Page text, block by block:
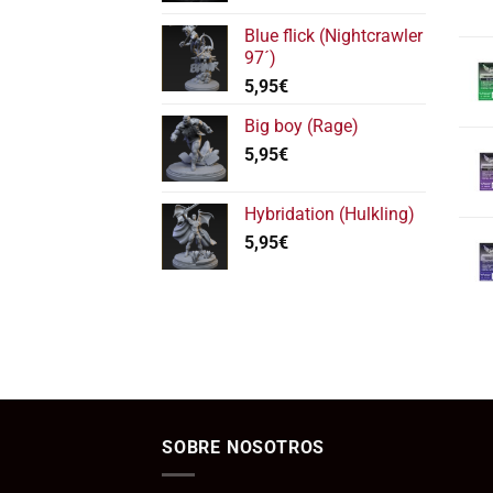
desde
Blue flick (Nightcrawler
97´)
5,95€
Big boy (Rage)
5,95€
Hybridation (Hulkling)
5,95€
SOBRE NOSOTROS